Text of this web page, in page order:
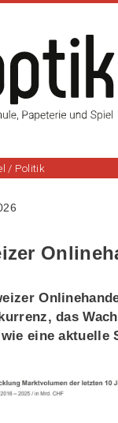
/ Politik
das
eine aktuelle